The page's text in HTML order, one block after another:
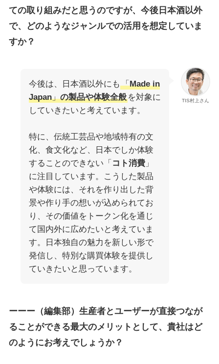
ての取り組みだと思うのですが、今後日本酒以外
で、どのようなジャンルでの活用を想定していま
すか？
TIS村上さん
今後は、日本酒以外にも 「Made in
Japan」の製品や体験全般を対象に
していきたいと考えています。
特に、伝統工芸品や地域特有の文
化、食文化など、日本でしか体験
することのできない「 コト消費」
に注目しています。こうした製品
や体験には、それを作り出した背
景や作り手の想いが込められてお
り、その価値をトークン化を通じ
て国内外に広めたいと考えていま
す。日本独自の魅力を新しい形で
発信し、特別な購買体験を提供し
ていきたいと思っています。
ーーー（編集部）生産者とユーザーが直接つなが
ることができる最大のメリットとして、貴社はど
のようにお考えでしょうか？